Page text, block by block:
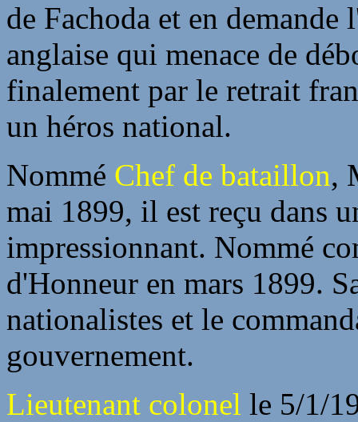
de Fachoda et en
anglaise qui menace de
finalement par le retrait
un héros national.
Nommé Chef de bataillon,
mai 1899, il est reçu dans
impressionnant. Nommé
d'Honneur en mars 1899.
nationalistes et le
gouvernement.
Lieutenant colonel le 5/1/